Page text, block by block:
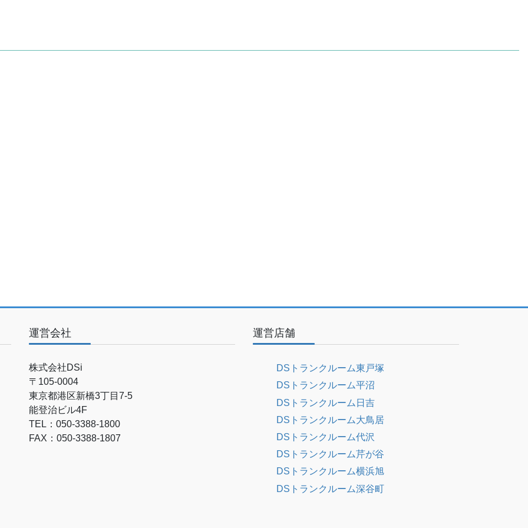
運営会社
株式会社DSi
〒105-0004
東京都港区新橋3丁目7-5
能登治ビル4F
TEL：050-3388-1800
FAX：050-3388-1807
運営店舗
DSトランクルーム東戸塚
DSトランクルーム平沼
DSトランクルーム日吉
DSトランクルーム大鳥居
DSトランクルーム代沢
DSトランクルーム芹が谷
DSトランクルーム横浜旭
DSトランクルーム深谷町